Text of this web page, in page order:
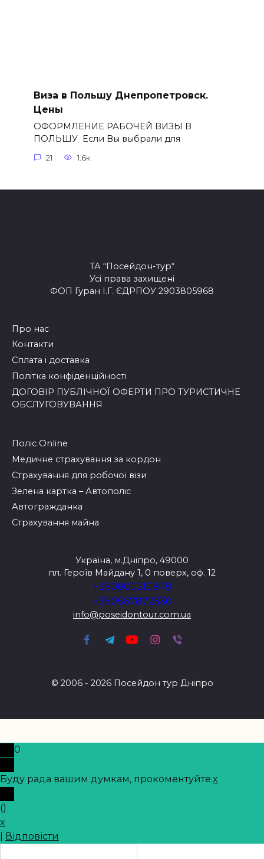
Виза в Польшу Днепропетровск.
Цены
ОФОРМЛЕНИЕ РАБОЧЕЙ ВИЗЫ В
ПОЛЬШУ Если Вы выбрали для
21 1.6к.
ТА “Посейдон-тур“
Усі права захищені
ФОП Гуран І.Г. ЄДРПОУ 2903805968
Про нас
Контакти
Сплата і доставка
Політка конфіденційності
ДОГОВІР ПУБЛІЧНОЇ ОФЕРТИ ПРО ТУРИСТИЧНЕ
ОБСЛУГОВУВАННЯ
Поліс Online
Медичне страхування за кордон
Страхування для робочої візи
Зелена картка – Автополіс
Автогражданка
Страхування майна
Україна, м.Дніпро, 49000
пл. Героїв Майдану 1, 0 поверх, оф. 12
+380800210978
+380567872330
info@poseidontour.com.ua
© 2006 - 2026 Посейдон тур Дніпро
0
Буду рада вашим думкам, прокоментуйте.x
()
x
Відповісти